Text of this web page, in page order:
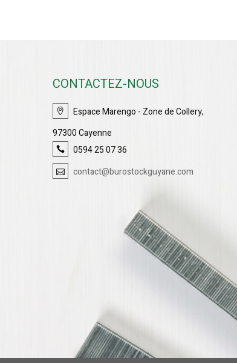
CONTACTEZ-NOUS
Espace Marengo - Zone de Collery,
97300 Cayenne
0594 25 07 36
contact@burostockguyane.com